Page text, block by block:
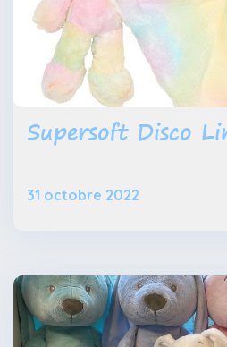
Supersoft Disco
31 octobre 2022